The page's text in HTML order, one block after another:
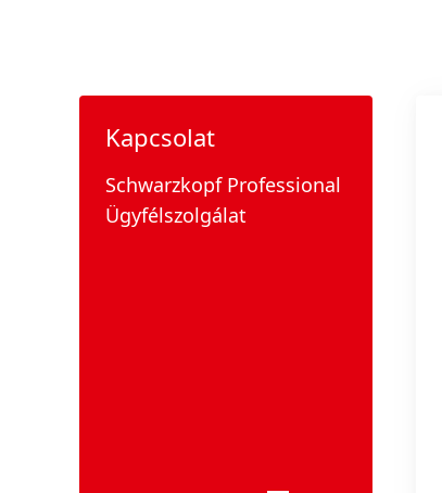
Kapcsolat
Schwarzkopf Professional
Ügyfélszolgálat